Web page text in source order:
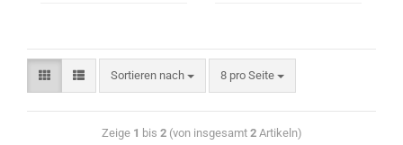
Sortieren nach 8 pro Seite
Zeige 1 bis 2(von insgesamt 2Artikeln)